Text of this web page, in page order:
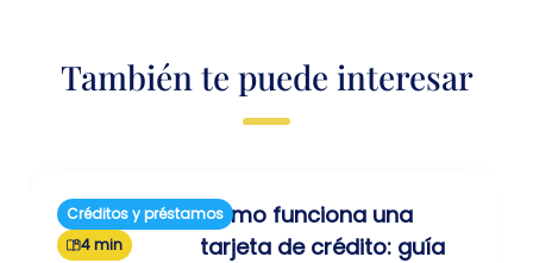
También te puede interesar
Créditos y préstamos
4 min
Cómo funciona una
tarjeta de crédito: guía